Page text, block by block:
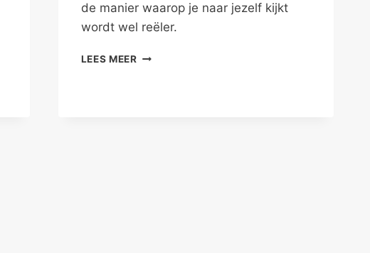
de manier waarop je naar jezelf kijkt
wordt wel reëler.
LEES MEEREERLIJK